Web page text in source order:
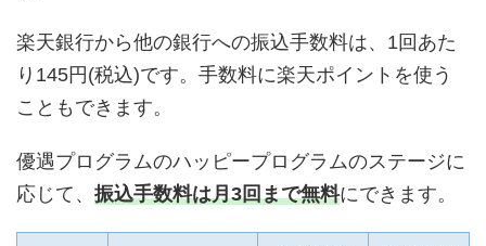
楽天銀行から他の銀行への振込手数料は、1回あた
り145円(税込)です。手数料に楽天ポイントを使う
こともできます。
優遇プログラムのハッピープログラムのステージに
応じて、 振込手数料は月3回まで無料にできます。